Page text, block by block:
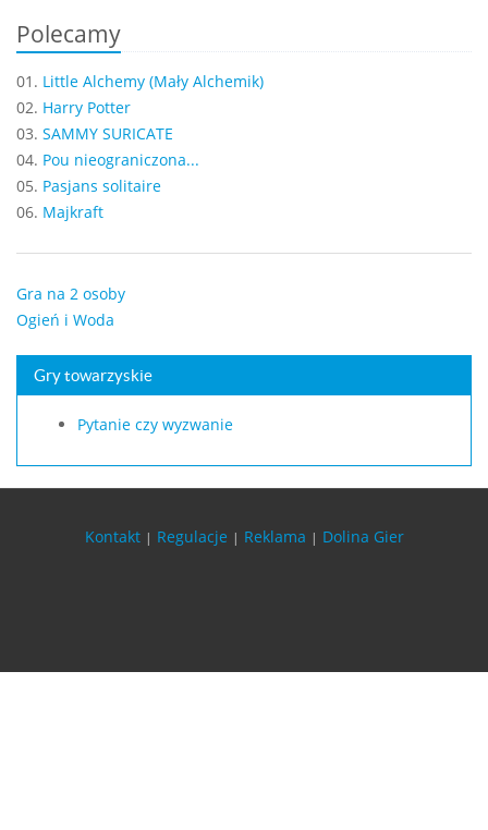
Polecamy
01. Little Alchemy (Mały Alchemik)
02. Harry Potter
03. SAMMY SURICATE
04. Pou nieograniczona...
05. Pasjans solitaire
06. Majkraft
Gra na 2 osoby
Ogień i Woda
Gry towarzyskie
Pytanie czy wyzwanie
Kontakt | Regulacje | Reklama | Dolina Gier